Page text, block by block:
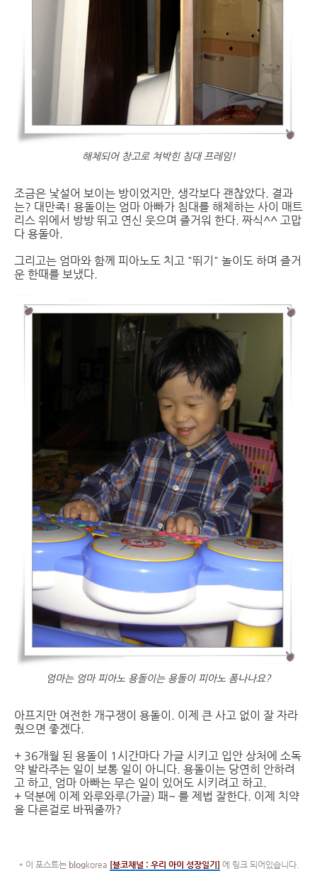
해체되어 창고로 쳐박힌 침대 프레임!
조금은 낯설어 보이는 방이었지만, 생각보다 괜찮았다. 결과
는? 대만족! 용돌이는 엄마 아빠가 침대를 해체하는 사이 매트
리스 위에서 방방 뛰고 연신 웃으며 즐거워 한다. 짜식^^ 고맙
다 용돌아.
그리고는 엄마와 함께 피아노도 치고 "뛰기" 놀이도 하며 즐거
운 한때를 보냈다.
엄마는 엄마 피아노 용돌이는 용돌이 피아노 폼나나요?
아프지만 여전한 개구쟁이 용돌이. 이제 큰 사고 없이 잘 자라
줬으면 좋겠다.
+ 36개월 된 용돌이 1시간마다 가글 시키고 입안 상처에 소독
약 발라주는 일이 보통 일이 아니다. 용돌이는 당연히 안하려
고 하고, 엄마 아빠는 무슨 일이 있어도 시키려고 하고.
+ 덕분에 이제 와루와루(가글) 패~ 를 제법 잘한다. 이제 치약
을 다른걸로 바꿔줄까?
* 이 포스트는 blogkorea [블코채널 : 우리 아이 성장일기] 에 링크 되어있습니다.